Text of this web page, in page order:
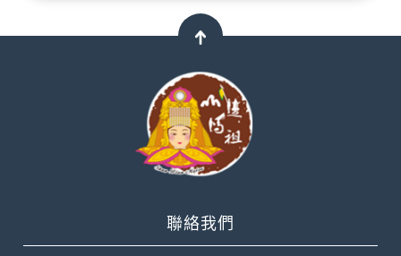
聯絡我們